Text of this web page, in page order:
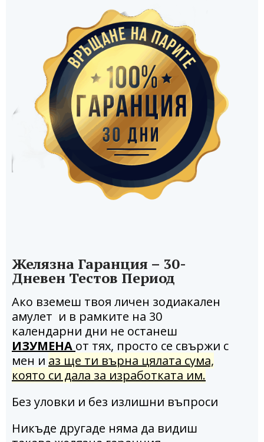
Желязна Гаранция – 30-
Дневен Тестов Период
Ако вземеш твоя личен зодиакален
амулет и в рамките на 30
календарни дни не останеш
ИЗУМЕНА от тях, просто се свържи с
мен и аз ще ти върна цялата сума,
която си дала за изработката им.
Без уловки и без излишни въпроси
Никъде другаде няма да видиш